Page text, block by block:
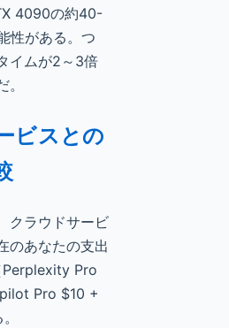
4090の約40-
性がある。つ
イムが2～3倍
ビスとの
クラウドサービ
のあなたの支出
Perplexity Pro
Pro $10 +